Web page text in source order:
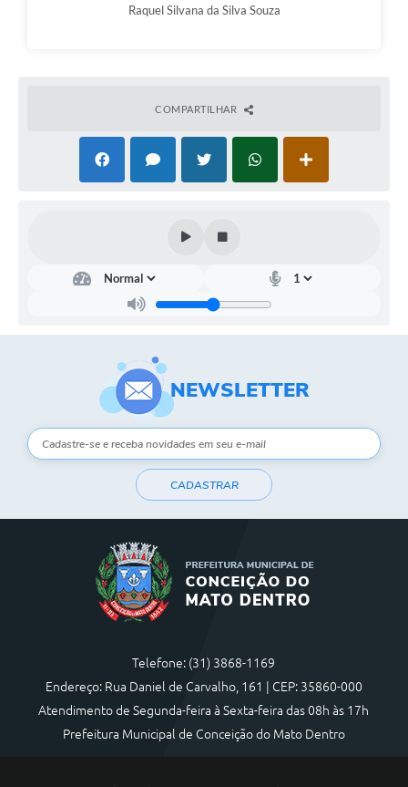
Raquel Silvana da Silva Souza
COMPARTILHAR
NEWSLETTER
CADASTRAR
Telefone: (31) 3868-1169
Endereço: Rua Daniel de Carvalho, 161 | CEP: 35860-000
Atendimento de Segunda-feira à Sexta-feira das 08h às 17h
Prefeitura Municipal de Conceição do Mato Dentro